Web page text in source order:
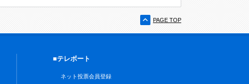
PAGE TOP
■テレボート
ネット投票会員登録